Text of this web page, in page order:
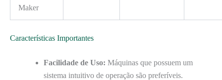
Maker
Características Importantes
Facilidade de Uso: Máquinas que possuem um
sistema intuitivo de operação são preferíveis.